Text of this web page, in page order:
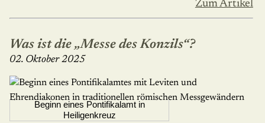
Zum Artikel
Was ist die „Messe des Konzils“?
02. Oktober 2025
Beginn eines Pontifikalamt in
Heiligenkreuz